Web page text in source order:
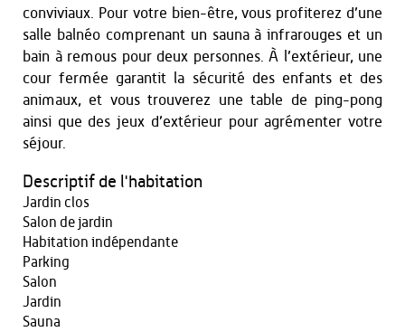
conviviaux. Pour votre bien-être, vous profiterez d’une
salle balnéo comprenant un sauna à infrarouges et un
bain à remous pour deux personnes. À l’extérieur, une
cour fermée garantit la sécurité des enfants et des
animaux, et vous trouverez une table de ping-pong
ainsi que des jeux d’extérieur pour agrémenter votre
séjour.
Descriptif de l'habitation
Jardin clos
Salon de jardin
Habitation indépendante
Parking
Salon
Jardin
Sauna